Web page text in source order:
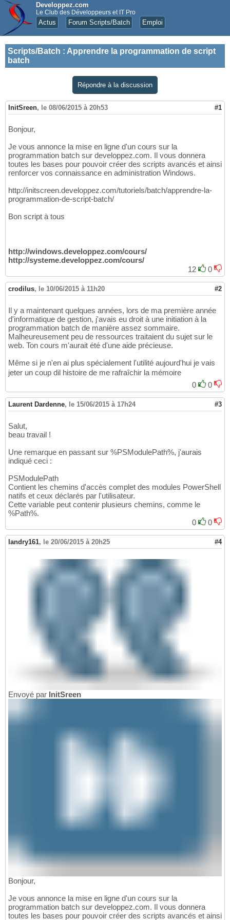
Developpez.com
Le Club des Développeurs et IT Pro
Actus Forum Scripts/Batch Emploi
Scripts/Batch : Apprendre la programmation de script
batch
Répondre à la discussion
InitSreen, le 08/06/2015 à 20h53 #1
Bonjour,
Je vous annonce la mise en ligne d'un cours sur la
programmation batch sur developpez.com. Il vous donnera
toutes les bases pour pouvoir créer des scripts avancés et ainsi
renforcer vos connaissance en administration Windows.
http://initscreen.developpez.com/tutoriels/batch/apprendre-la-
programmation-de-script-batch/
Bon script à tous
http://windows.developpez.com/cours/
http://systeme.developpez.com/cours/
12
0
crodilus, le 10/06/2015 à 11h20 #2
Il y a maintenant quelques années, lors de ma première année
d'informatique de gestion, j'avais eu droit à une initiation à la
programmation batch de manière assez sommaire.
Malheureusement peu de ressources traitaient du sujet sur le
web. Ton cours m'aurait été d'une aide précieuse.
Même si je n'en ai plus spécialement l'utilité aujourd'hui je vais
jeter un coup dil histoire de me rafraîchir la mémoire
0
0
Laurent Dardenne, le 15/06/2015 à 17h24 #3
Salut,
beau travail !
Une remarque en passant sur %PSModulePath%, j'aurais
indiqué ceci :
PSModulePath
Contient les chemins d'accès complet des modules PowerShell
natifs et ceux déclarés par l'utilisateur.
Cette variable peut contenir plusieurs chemins, comme le
%Path%.
0
0
landry161, le 20/06/2015 à 20h25 #4
Envoyé par InitSreen
Bonjour,
Je vous annonce la mise en ligne d'un cours sur la
programmation batch sur developpez.com. Il vous donnera
toutes les bases pour pouvoir créer des scripts avancés et ainsi